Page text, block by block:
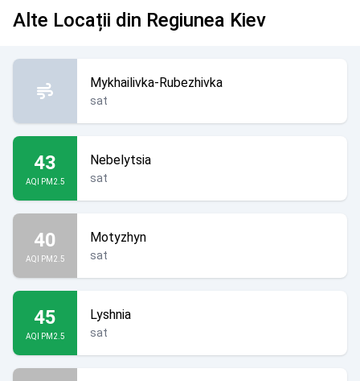
Alte Locații din Regiunea Kiev
Mykhailivka-Rubezhivka
sat
43
AQI PM2.5
Nebelytsia
sat
40
AQI PM2.5
Motyzhyn
sat
45
AQI PM2.5
Lyshnia
sat